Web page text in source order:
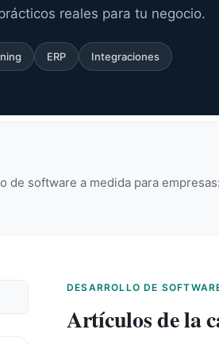
reales para tu negocio.
ERP Integraciones
de software a medida para
DESARROLLO DE
Artículos de la